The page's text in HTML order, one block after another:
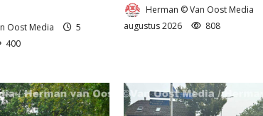
Oost Media
5
400
Herman © Van Oost Media
augustus 2026
808